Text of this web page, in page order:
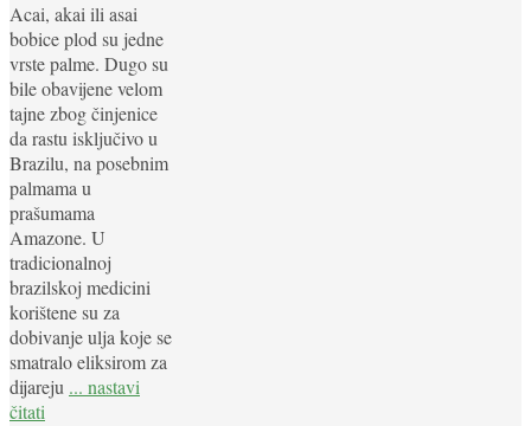
Acai, akai ili asai
bobice plod su jedne
vrste palme. Dugo su
bile obavijene velom
tajne zbog činjenice
da rastu isključivo u
Brazilu, na posebnim
palmama u
prašumama
Amazone. U
tradicionalnoj
brazilskoj medicini
korištene su za
dobivanje ulja koje se
smatralo eliksirom za
dijareju ... nastavi
čitati